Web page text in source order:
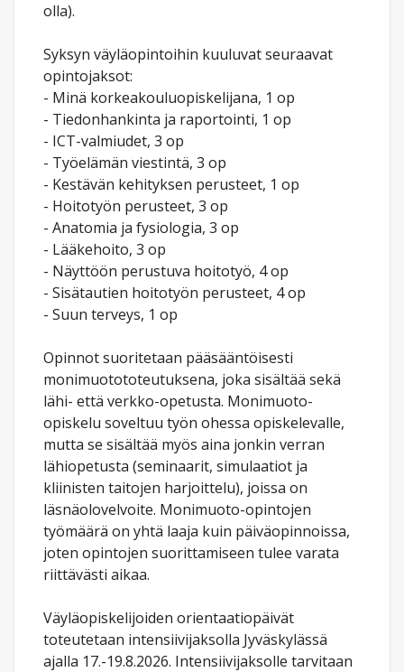
olla).
Syksyn väyläopintoihin kuuluvat seuraavat
opintojaksot:
- Minä korkeakouluopiskelijana, 1 op
- Tiedonhankinta ja raportointi, 1 op
- ICT-valmiudet, 3 op
- Työelämän viestintä, 3 op
- Kestävän kehityksen perusteet, 1 op
- Hoitotyön perusteet, 3 op
- Anatomia ja fysiologia, 3 op
- Lääkehoito, 3 op
- Näyttöön perustuva hoitotyö, 4 op
- Sisätautien hoitotyön perusteet, 4 op
- Suun terveys, 1 op
Opinnot suoritetaan pääsääntöisesti
monimuotototeutuksena, joka sisältää sekä
lähi- että verkko-opetusta. Monimuoto-
opiskelu soveltuu työn ohessa opiskelevalle,
mutta se sisältää myös aina jonkin verran
lähiopetusta (seminaarit, simulaatiot ja
kliinisten taitojen harjoittelu), joissa on
läsnäolovelvoite. Monimuoto-opintojen
työmäärä on yhtä laaja kuin päiväopinnoissa,
joten opintojen suorittamiseen tulee varata
riittävästi aikaa.
Väyläopiskelijoiden orientaatiopäivät
toteutetaan intensiivijaksolla Jyväskylässä
ajalla 17.-19.8.2026. Intensiivijaksolle tarvitaan